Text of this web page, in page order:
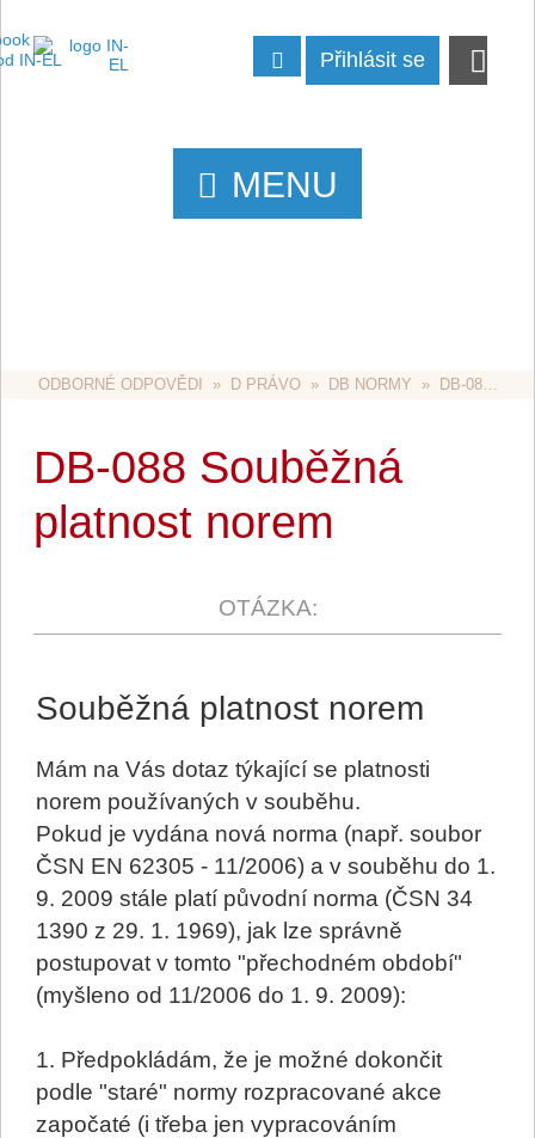
Přihlásit se
MENU
ODBORNÉ ODPOVĚDI
  »
D PRÁVO
  »
DB NORMY
  »  DB-088 SOUBĚŽNÁ PLATNOST NOREM
DB-088 Souběžná
platnost norem
Souběžná platnost norem
Mám na Vás dotaz týkající se platnosti
norem používaných v souběhu.
Pokud je vydána nová norma (např. soubor
ČSN EN 62305 - 11/2006) a v souběhu do 1.
9. 2009 stále platí původní norma (ČSN 34
1390 z 29. 1. 1969), jak lze správně
postupovat v tomto "přechodném období"
(myšleno od 11/2006 do 1. 9. 2009):
1. Předpokládám, že je možné dokončit
podle "staré" normy rozpracované akce
započaté (i třeba jen vypracováním